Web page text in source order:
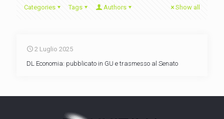
Categories Tags Authors Show all
2 Luglio 2025
DL Economia: pubblicato in GU e trasmesso al Senato